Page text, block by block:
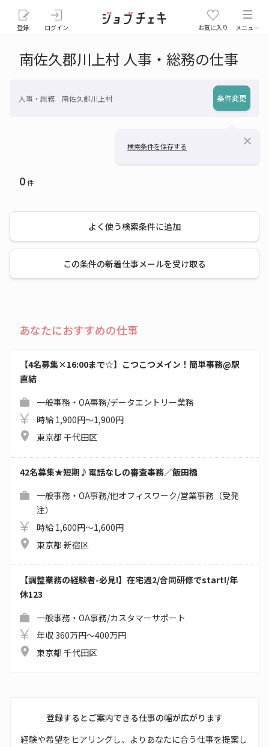
登録 ログイン お気に入り メニュー
南佐久郡川上村 人事・総務の仕事
人事・総務 南佐久郡川上村 条件変更
検索条件を保存する close
0件
よく使う検索条件に追加
この条件の新着仕事メールを受け取る
あなたにおすすめの仕事
【4名募集×16:00まで☆】こつこつメイン！簡単事務@駅
直結
一般事務・OA事務/データエントリー業務
時給 1,900円～1,900円
東京都 千代田区
42名募集★短期♪電話なしの審査事務／飯田橋
一般事務・OA事務/他オフィスワーク/営業事務（受発
注）
時給 1,600円～1,600円
東京都 新宿区
【調整業務の経験者-必見!】在宅週2/合同研修でstart!/年
休123
一般事務・OA事務/カスタマーサポート
年収 360万円～400万円
東京都 千代田区
登録するとご案内できる仕事の幅が広がります
経験や希望をヒアリングし、よりあなたに合う仕事を提案し